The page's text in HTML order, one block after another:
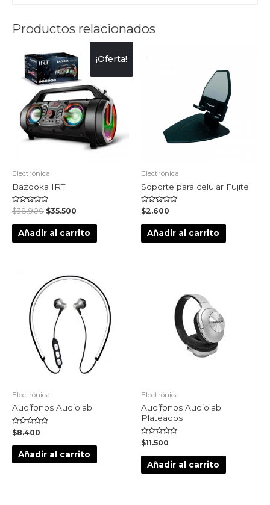
Productos relacionados
¡Oferta!
Electrónica
Bazooka IRT
Valorado
en
0
$38.900 $35.500
Añadir al carrito
Electrónica
Soporte para celular Fujitel
Valorado
en
0
$2.600
Añadir al carrito
Electrónica
Audífonos Audiolab
Valorado
en
0
$8.400
Añadir al carrito
Electrónica
Audífonos Audiolab
Plateados
Valorado
en
0
$11.500
Añadir al carrito